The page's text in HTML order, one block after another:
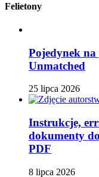
Felietony
Pojedynek
Unmatched
25 lipca 2026
Instrukcje,
dokumenty
PDF
8 lipca 2026